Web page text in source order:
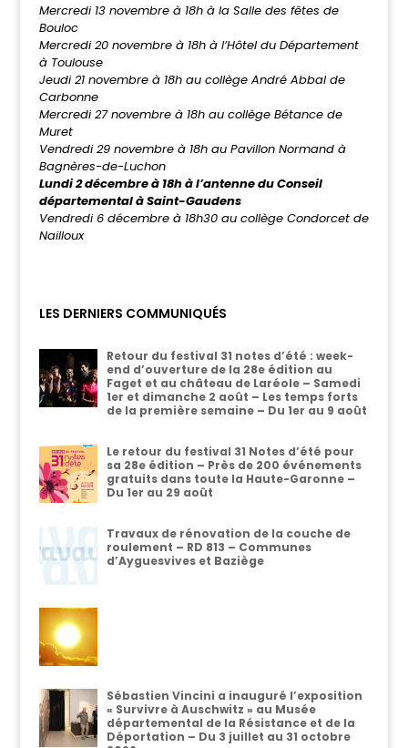
Mercredi 13 novembre à 18h à la Salle des fêtes de
Bouloc
Mercredi 20 novembre à 18h à l’Hôtel du Département
à Toulouse
Jeudi 21 novembre à 18h au collège André Abbal de
Carbonne
Mercredi 27 novembre à 18h au collège Bétance de
Muret
Vendredi 29 novembre à 18h au Pavillon Normand à
Bagnères-de-Luchon
Lundi 2 décembre à 18h à l’antenne du Conseil
départemental à Saint-Gaudens
Vendredi 6 décembre à 18h30 au collège Condorcet de
Nailloux
LES DERNIERS COMMUNIQUÉS
Retour du festival 31 notes d’été : week-
end d’ouverture de la 28e édition au
Faget et au château de Laréole – Samedi
1er et dimanche 2 août – Les temps forts
de la première semaine – Du 1er au 9 août
Le retour du festival 31 Notes d’été pour
sa 28e édition – Près de 200 événements
gratuits dans toute la Haute-Garonne –
Du 1er au 29 août
Travaux de rénovation de la couche de
roulement – RD 813 – Communes
d’Ayguesvives et Baziège
Sébastien Vincini a inauguré l’exposition
« Survivre à Auschwitz » au Musée
départemental de la Résistance et de la
Déportation – Du 3 juillet au 31 octobre